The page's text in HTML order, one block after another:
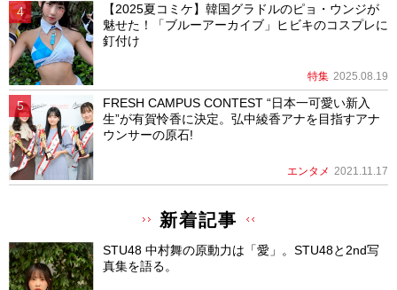
【2025夏コミケ】韓国グラドルのピョ・ウンジが
魅せた！「ブルーアーカイブ」ヒビキのコスプレに
釘付け
特集 2025.08.19
FRESH CAMPUS CONTEST “日本一可愛い新入
生”が有賀怜香に決定。弘中綾香アナを目指すアナ
ウンサーの原石!
エンタメ 2021.11.17
新着記事
STU48 中村舞の原動力は「愛」。STU48と2nd写
真集を語る。